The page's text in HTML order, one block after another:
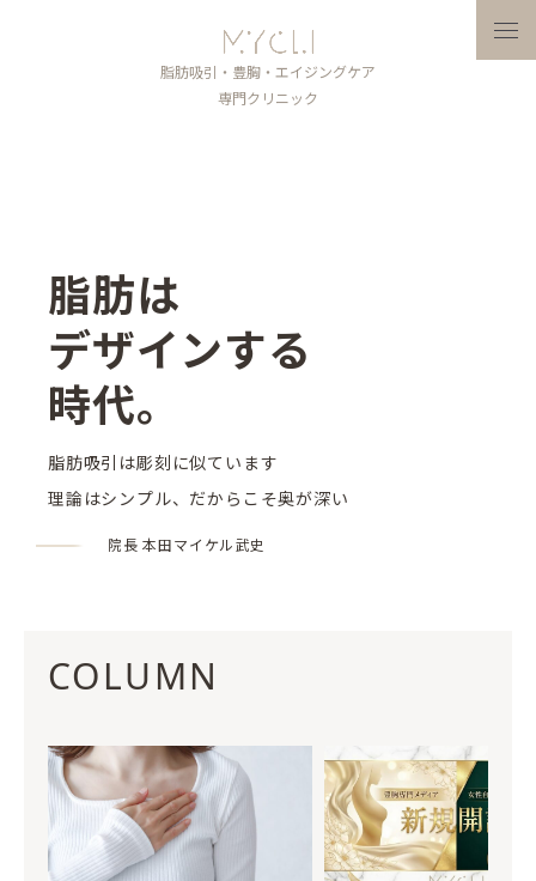
脂肪吸引・豊胸・エイジングケア
専門クリニック
メ
脂肪は
デザインする
時代。
脂肪吸引は彫刻に似ています
理論はシンプル、だからこそ奥が深い
院長 本田マイケル武史
COLUMN